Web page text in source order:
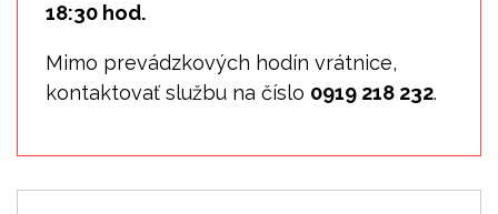
18:30 hod.
Mimo prevádzkových hodín vrátnice,
kontaktovať službu na číslo 0919 218 232.